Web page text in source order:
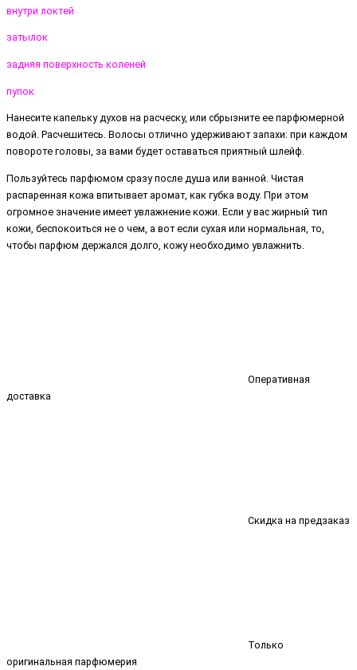
внутри локтей
затылок
задняя поверхность коленей
пупок
Нанесите капельку духов на расческу, или сбрызните ее парфюмерной
водой. Расчешитесь. Волосы отлично удерживают запахи: при каждом
повороте головы, за вами будет оставаться приятный шлейф.
Пользуйтесь парфюмом сразу после душа или ванной. Чистая
распаренная кожа впитывает аромат, как губка воду. При этом
огромное значение имеет увлажнение кожи. Если у вас жирный тип
кожи, беспокоиться не о чем, а вот если сухая или нормальная, то,
чтобы парфюм держался долго, кожу необходимо увлажнить.
Оперативная
доставка
Скидка на предзаказ
Только
оригинальная парфюмерия